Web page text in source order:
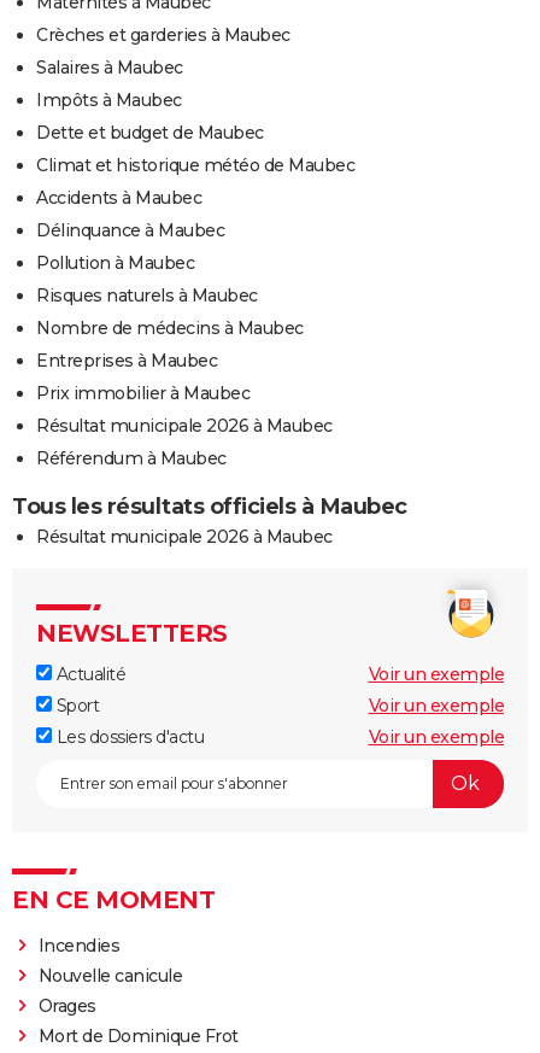
Crèches et garderies à Maubec
Salaires à Maubec
Impôts à Maubec
Dette et budget de Maubec
Climat et historique météo de Maubec
Accidents à Maubec
Délinquance à Maubec
Pollution à Maubec
Risques naturels à Maubec
Nombre de médecins à Maubec
Entreprises à Maubec
Prix immobilier à Maubec
Résultat municipale 2026 à Maubec
Référendum à Maubec
Tous les résultats officiels à Maubec
Résultat municipale 2026 à Maubec
NEWSLETTERS
Actualité
Voir un exemple
Sport
Voir un exemple
Les dossiers d'actu
Voir un exemple
EN CE MOMENT
Incendies
Nouvelle canicule
Orages
Mort de Dominique Frot